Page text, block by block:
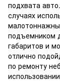
подхвата
случаях
подъемником
габаритов и
отлично
по ремонту